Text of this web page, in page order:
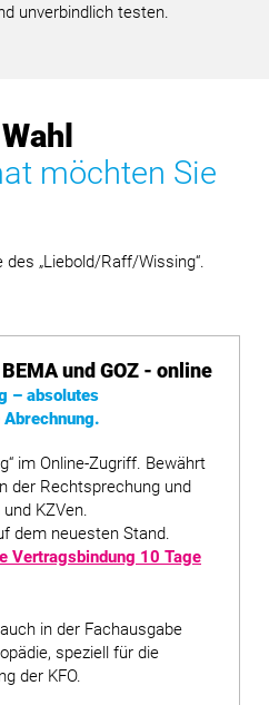
unverbindlich testen.
möchten Sie
„Liebold/Raff/Wissing“.
und GOZ - online
– absolutes
im Online-Zugriff. Bewährt
der Rechtsprechung und
KZVen.
dem neuesten Stand.
Vertragsbindung 10 Tage
in der Fachausgabe
speziell für die
der KFO.